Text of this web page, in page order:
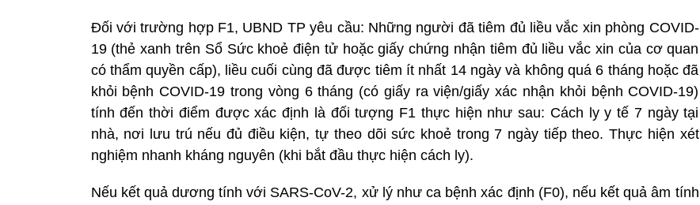
Đối với trường hợp F1, UBND TP yêu cầu: Những người đã tiêm đủ liều vắc xin phòng COVID-
19 (thẻ xanh trên Sổ Sức khoẻ điện tử hoặc giấy chứng nhận tiêm đủ liều vắc xin của cơ quan
có thẩm quyền cấp), liều cuối cùng đã được tiêm ít nhất 14 ngày và không quá 6 tháng hoặc đã
khỏi bệnh COVID-19 trong vòng 6 tháng (có giấy ra viện/giấy xác nhận khỏi bệnh COVID-19)
tính đến thời điểm được xác định là đối tượng F1 thực hiện như sau: Cách ly y tế 7 ngày tại
nhà, nơi lưu trú nếu đủ điều kiện, tự theo dõi sức khoẻ trong 7 ngày tiếp theo. Thực hiện xét
nghiệm nhanh kháng nguyên (khi bắt đầu thực hiện cách ly).
Nếu kết quả dương tính với SARS-CoV-2, xử lý như ca bệnh xác định (F0), nếu kết quả âm tính